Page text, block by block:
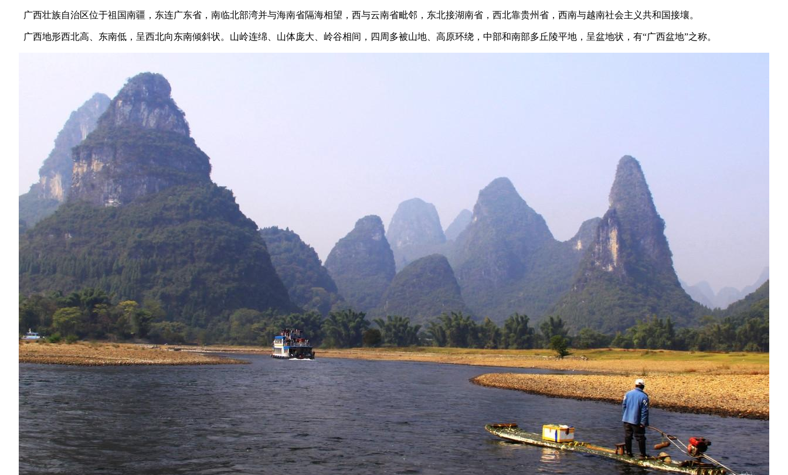
广西壮族自治区位于祖国南疆，东连广东省，南临北部湾并与海南省隔海相望，西与云南省毗邻，东北接湖南省，西北靠贵州省，西南与越南社会主义共和国接壤。
广西地形西北高、东南低，呈西北向东南倾斜状。山岭连绵、山体庞大、岭谷相间，四周多被山地、高原环绕，中部和南部多丘陵平地，呈盆地状，有“广西盆地”之称。